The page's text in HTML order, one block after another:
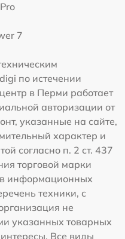
7
по истечении
в Перми работает
авторизации от
указанные на сайте,
характер и
согласно п. 2 ст. 437
торговой марки
информационных
техники, с
не
указанных товарных
Все виды